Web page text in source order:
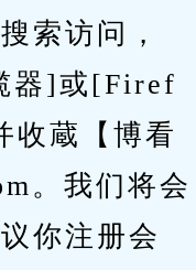
索访问，
器]或[Firef
收蔵【博看
。我们将会
你注册会